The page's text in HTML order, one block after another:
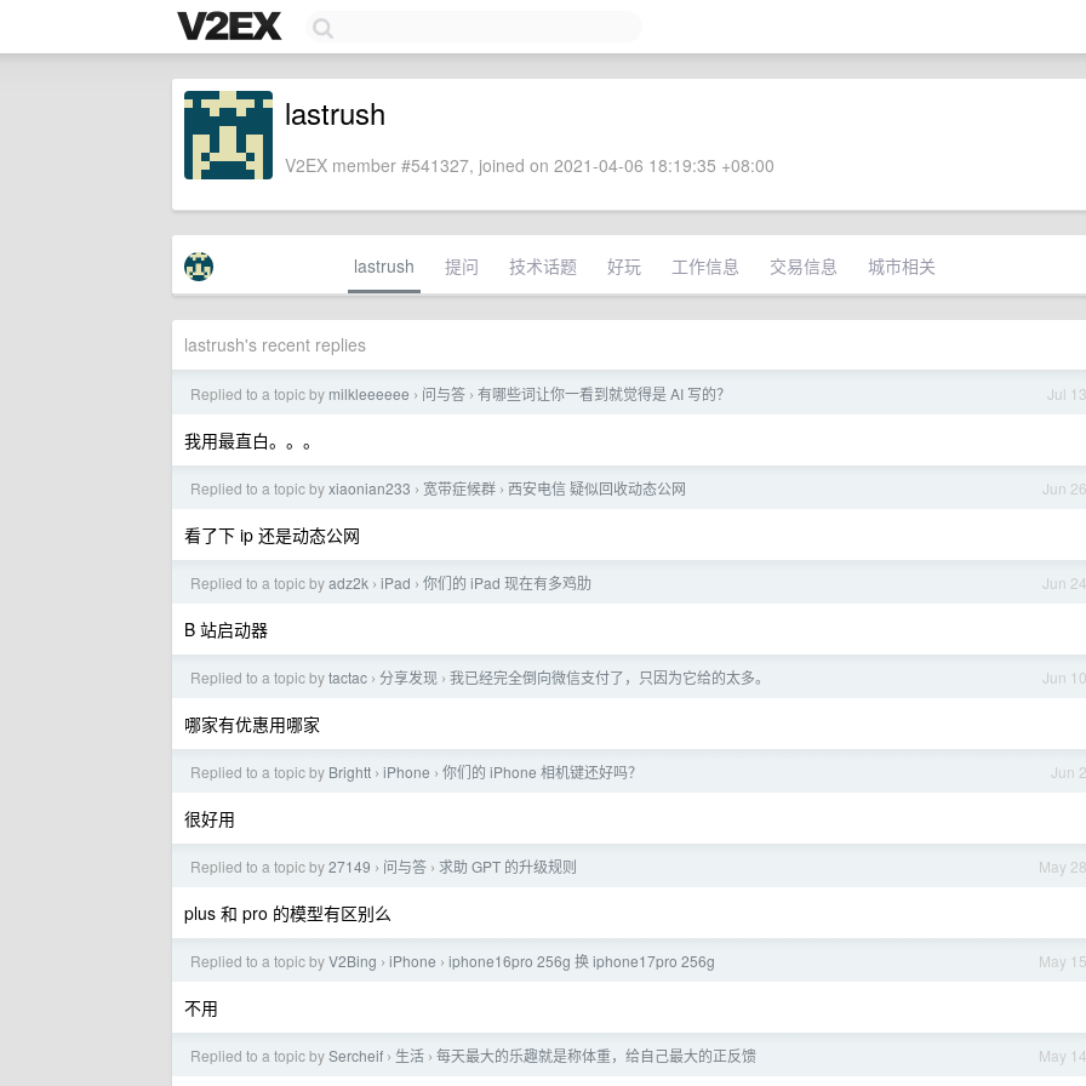
lastrush
V2EX member #541327, joined on 2021-04-06 18:19:35 +08:00
lastrush 提问 技术话题 好玩 工作信息 交易信息 城市相关
lastrush's recent replies
Jul 13
Replied to a topic by milkleeeeee › 问与答 › 有哪些词让你一看到就觉得是 AI 写的？
我用最直白。。。
Jun 26
Replied to a topic byxiaonian233 › 宽带症候群 › 西安电信 疑似回收动态公网
看了下 ip 还是动态公网
Jun 24
Replied to a topic byadz2k › iPad › 你们的 iPad 现在有多鸡肋
B 站启动器
Jun 10
Replied to a topic bytactac › 分享发现 › 我已经完全倒向微信支付了，只因为它给的太多。
哪家有优惠用哪家
Jun 2
Replied to a topic by Brightt › iPhone › 你们的 iPhone 相机键还好吗？
很好用
May 28
Replied to a topic by27149 › 问与答 › 求助 GPT 的升级规则
plus 和 pro 的模型有区别么
May 15
Replied to a topic byV2Bing › iPhone › iphone16pro 256g 换 iphone17pro 256g
不用
May 14
Replied to a topic bySercheif › 生活 › 每天最大的乐趣就是称体重，给自己最大的正反馈